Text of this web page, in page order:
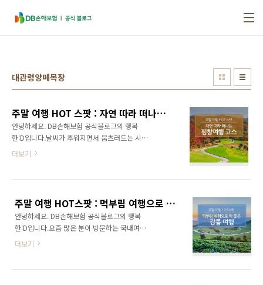
대관령양떼목장
주말 여행 HOT 스팟 : 자연 따라 떠나는 평창여행 코스
안녕하세요. DB손해보험 공식블로그의 행복
한:D입니다.날씨가 추워지면서 움츠러드는 시간
이 더욱 많아졌는데요. 더 추워지기 전에 강원도
함께 평창으로 떠나봐요~ 평창여행 코스 1. 대관
령 양떼목장 위치 : 강원도 평창군 대관령면 대관
령마루길 483-32 대관령양떼목장 가을의 마지
막 정취를 느끼고 싶은 여행객들에게 최고의 선
에서 양들이 줄지어 초원을 평화롭게 거닐고 있
더보기
주말 여행 HOT스팟 : 먹부림 여행으로 딱 좋은 강릉 여행
안녕하세요. DB손해보험 공식블로그의 행복
한:D입니다.요즘 많은 분이 방문하는 국내여행
지이자 핫플레이스로 떠오르는 곳이 있죠. 바로
더보기